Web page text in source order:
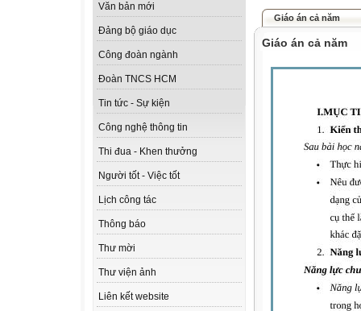
Văn bản mới
Đảng bộ giáo dục
Công đoàn ngành
Đoàn TNCS HCM
Tin tức - Sự kiện
Công nghệ thông tin
Thi đua - Khen thưởng
Người tốt - Việc tốt
Lịch công tác
Thông báo
Thư mời
Thư viện ảnh
Liên kết website
Giáo án cả năm
Giáo án cả năm